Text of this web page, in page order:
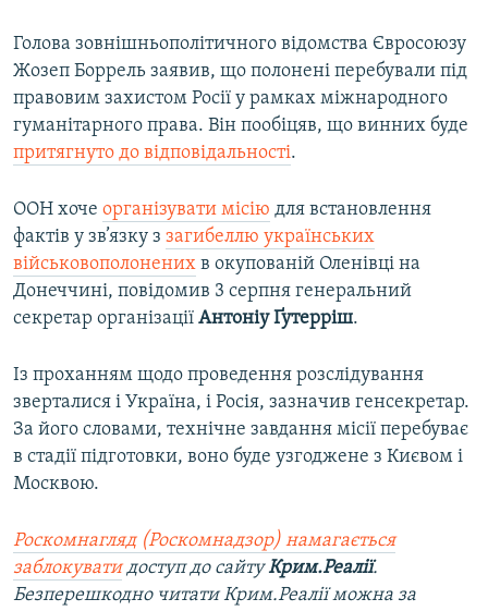
Голова зовнішньополітичного відомства Євросоюзу
Жозеп Боррель заявив, що полонені перебували під
правовим захистом Росії у рамках міжнародного
гуманітарного права. Він пообіцяв, що винних буде
притягнуто до відповідальності.
ООН хоче організувати місію для встановлення
фактів у зв’язку з загибеллю українських
військовополонених в окупованій Оленівці на
Донеччині, повідомив 3 серпня генеральний
секретар організації Антоніу Ґутерріш.
Із проханням щодо проведення розслідування
зверталися і Україна, і Росія, зазначив генсекретар.
За його словами, технічне завдання місії перебуває
в стадії підготовки, воно буде узгоджене з Києвом і
Москвою.
Роскомнагляд (Роскомнадзор) намагається
заблокуватидоступ до сайтуКрим.Реалії.
Безперешкодно читати Крим.Реалії можна за